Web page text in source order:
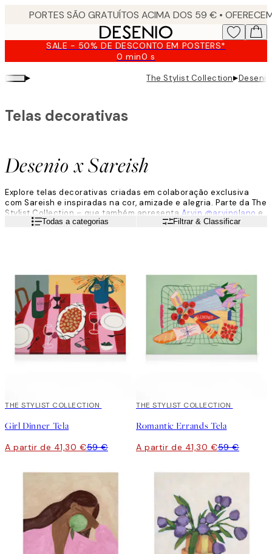
SALE - 50% DE DESCONTO EM POSTERS*
0 min0 s
Válido
até:
2026-
▸ The Stylist Collection▸
Desenio x Sareish
Telas decorativas
Explore telas decorativas criadas em colaboração exclusiva
com Sareish e inspiradas na cor, amizade e alegria. Parte da The
Stylist Collection – que também apresenta Arvin @arvinolano e
Mallory @reserve_home.
Leia maisTodas a categorias Filtrar & Classificar
30%*
THE STYLIST COLLECTION
Girl Dinner Tela
A partir de 41,30 €59 €
30%*
THE STYLIST COLLECTION
Romantic Errands Tela
A partir de 41,30 €59 €